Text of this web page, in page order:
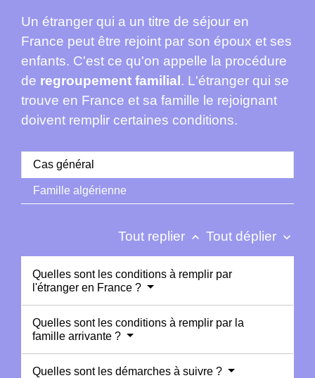
Un étranger qui a un titre de séjour en
France peut être rejoint par son époux et ses
enfants. C'est ce qu'on appelle la procédure
de regroupement familial. L'étranger qui se
trouve en France et sa famille le rejoignant
doivent remplir certaines conditions.
Cas général
Famille algérienne
Tout replier keyboard_arrow_up Tout déplier keyboard_arrow_down
Quelles sont les conditions à remplir par
l'étranger en France ?
Quelles sont les conditions à remplir par la
famille arrivante ?
Quelles sont les démarches à suivre ?